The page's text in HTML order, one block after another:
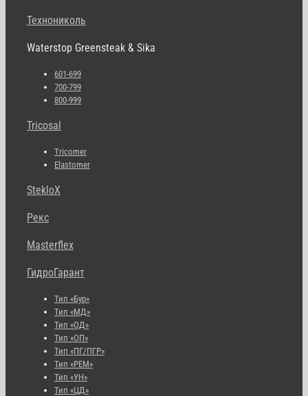
Технониколь
Waterstop Greensteak & Sika
601-699
700-799
800-999
Tricosal
Tricomer
Elastomer
StekloX
Рекс
Masterflex
ГидроГарант
Тип «Бур»
Тип «МД»
Тип «ОД»
Тип «ОП»
Тип «ПГ/ПГР»
Тип «РЕМ»
Тип «УН»
Тип «ЦД»